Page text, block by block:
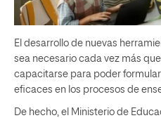
El desarrollo de nuevas
sea necesario cada vez más
capacitarse para poder
eficaces en los procesos de
De hecho, el Ministerio de